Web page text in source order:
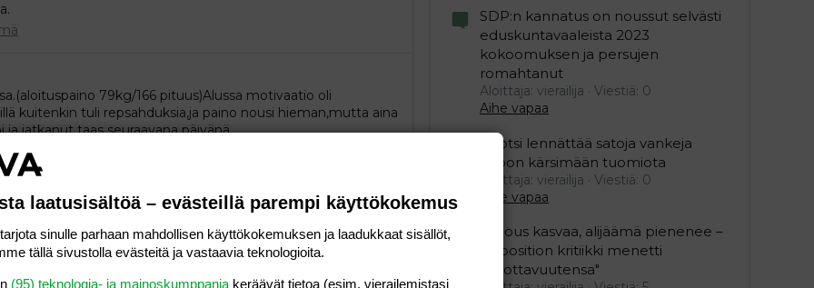
79kg/166 pituus)Alussa motivaatio oli
kuitenkin tuli repsahduksia,ja paino nousi hieman,mutta aina
jatkanut taas seuraavana päivänä...
:laugh: Ei tsiisus....
SDP:n kannatus on noussut selvästi
eduskuntavaaleista 2023
kokoomuksen ja persujen
romahtanut
Aloittaja: vierailija
Viestiä: 0
Aihe vapaa
Ruotsi lennättää satoja vankeja
Viroon kärsimään tuomiota
Aloittaja: vierailija
Viestiä: 0
Aihe vapaa
"Talous kasvaa, alijäämä pienenee –
opposition kritiikki menetti
uskottavuutensa"
laatusisältöä – evästeillä parempi käyttökokemus
sinulle parhaan mahdollisen käyttökokemuksen ja laadukkaat sisällöt,
tällä sivustolla evästeitä ja vastaavia teknologioita.
(95) teknologia- ja mainoskumppania keräävät tietoa (esim. vierailemis­tasi